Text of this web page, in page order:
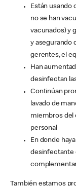
Están usando
no se han
vacunados) y
y asegurando
gerentes, el
Han
desinfectan
Continúan
lavado de
miembros del
personal
En donde
desinfectante
También estamos